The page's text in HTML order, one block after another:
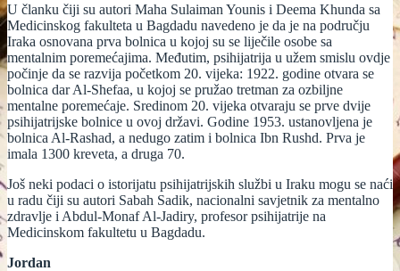
U članku čiji su autori Maha Sulaiman Younis i Deema Khunda sa
Medicinskog fakulteta u Bagdadu navedeno je da je na području
Iraka osnovana prva bolnica u kojoj su se liječile osobe sa
mentalnim poremećajima. Međutim, psihijatrija u užem smislu ovdje
počinje da se razvija početkom 20. vijeka: 1922. godine otvara se
bolnica dar Al-Shefaa, u kojoj se pružao tretman za ozbiljne
mentalne poremećaje. Sredinom 20. vijeka otvaraju se prve dvije
psihijatrijske bolnice u ovoj državi. Godine 1953. ustanovljena je
bolnica Al-Rashad, a nedugo zatim i bolnica Ibn Rushd. Prva je
imala 1300 kreveta, a druga 70.
Još neki podaci o istorijatu psihijatrijskih službi u Iraku mogu se naći
u radu čiji su autori Sabah Sadik, nacionalni savjetnik za mentalno
zdravlje i Abdul-Monaf Al-Jadiry, profesor psihijatrije na
Medicinskom fakultetu u Bagdadu.
Jordan